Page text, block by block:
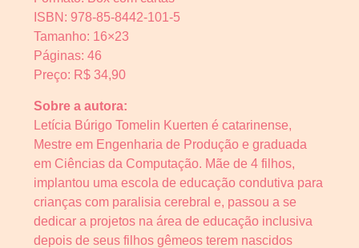
ISBN: 978-85-8442-101-5
Tamanho: 16×23
Páginas: 46
Preço: R$ 34,90
Sobre a autora:
Letícia Búrigo Tomelin Kuerten é catarinense,
Mestre em Engenharia de Produção e graduada
em Ciências da Computação. Mãe de 4 filhos,
implantou uma escola de educação condutiva para
crianças com paralisia cerebral e, passou a se
dedicar a projetos na área de educação inclusiva
depois de seus filhos gêmeos terem nascidos